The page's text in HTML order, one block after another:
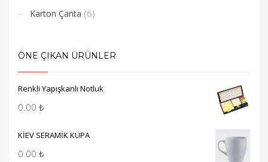
Karton Çanta (6)
ÖNE ÇIKAN ÜRÜNLER
Renkli Yapışkanlı Notluk
0.00 ₺
KİEV SERAMİK KUPA
0.00 ₺